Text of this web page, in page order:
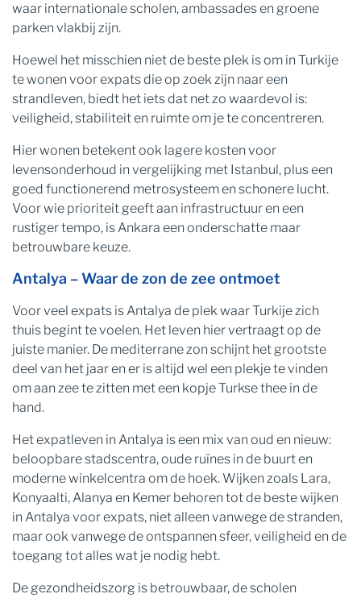
waar internationale scholen, ambassades en groene
parken vlakbij zijn.
Hoewel het misschien niet de beste plek is om in Turkije
te wonen voor expats die op zoek zijn naar een
strandleven, biedt het iets dat net zo waardevol is:
veiligheid, stabiliteit en ruimte om je te concentreren.
Hier wonen betekent ook lagere kosten voor
levensonderhoud in vergelijking met Istanbul, plus een
goed functionerend metrosysteem en schonere lucht.
Voor wie prioriteit geeft aan infrastructuur en een
rustiger tempo, is Ankara een onderschatte maar
betrouwbare keuze.
Antalya – Waar de zon de zee ontmoet
Voor veel expats is Antalya de plek waar Turkije zich
thuis begint te voelen. Het leven hier vertraagt ​​op de
juiste manier. De mediterrane zon schijnt het grootste
deel van het jaar en er is altijd wel een plekje te vinden
om aan zee te zitten met een kopje Turkse thee in de
hand.
Het expatleven in Antalya is een mix van oud en nieuw:
beloopbare stadscentra, oude ruïnes in de buurt en
moderne winkelcentra om de hoek. Wijken zoals Lara,
Konyaalti, Alanya en Kemer behoren tot de beste wijken
in Antalya voor expats, niet alleen vanwege de stranden,
maar ook vanwege de ontspannen sfeer, veiligheid en de
toegang tot alles wat je nodig hebt.
De gezondheidszorg is betrouwbaar, de scholen